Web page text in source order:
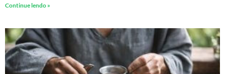
Continue lendo »